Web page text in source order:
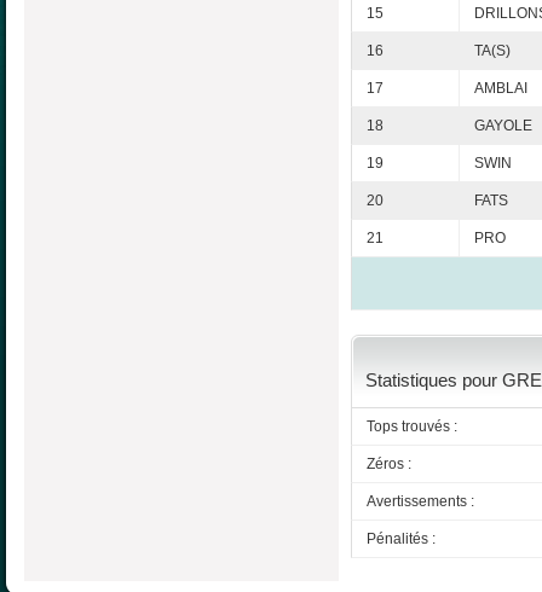
15
16 TA(S)
17 AMBLAI
18 GAYOLE
19 SWIN
20 FATS
21 PRO
Statistiques pour
Tops trouvés :
Zéros :
Avertissements :
Pénalités :